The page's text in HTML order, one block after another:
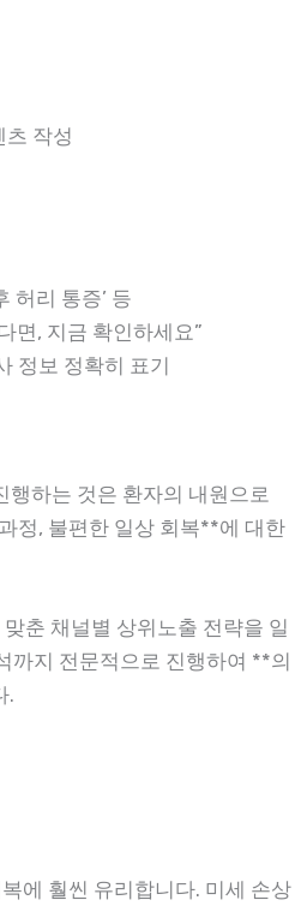
작성
허리 통증’ 등
면, 지금 확인하세요”
정보 정확히 표기
하는 것은 환자의 내원으로
정, 불편한 일상 회복**에 대한
춘 채널별 상위노출 전략을 일
까지 전문적으로 진행하여 **의
.
에 훨씬 유리합니다. 미세 손상